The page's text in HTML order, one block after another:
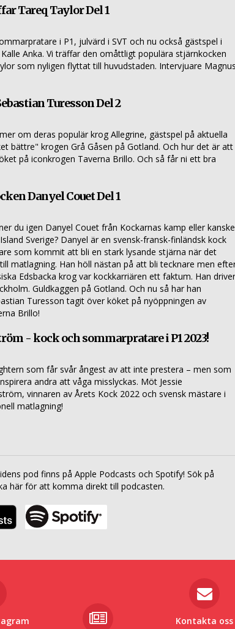
Tareq Taylor Del 1
i P1, julvärd i SVT och nu också gästspel i
Anka. Vi träffar den omåttligt populära stjärnkocken
som nyligen flyttat till huvudstaden. Intervjuare
Turesson Del 2
om deras populär krog Allegrine, gästspel på aktuella
bättre" krogen Grå Gåsen på Gotland. Och hur det är att
på iconkrogen Taverna Brillo. Och så får ni ett bra
Danyel Couet Del 1
du igen Danyel Couet från Kockarnas kamp eller kanske
Sverige? Danyel är en svensk-fransk-finländsk kock
som kommit att bli en stark lysande stjärna när det
matlagning. Han höll nästan på att bli tecknare men
Edsbacka krog var kockkarriären ett faktum. Han
Guldkaggen på Gotland. Och nu så har han
Turesson tagit över köket på nyöppningen av
Brillo!
- kock och sommarpratare i P1 2023!
som får svår ångest av att inte prestera – men som
andra att våga misslyckas. Möt Jessie
vinnaren av Årets Kock 2022 och svensk mästare i
matlagning!
pod finns på Apple Podcasts och Spotify! Sök på
här för att komma direkt till podcasten.
Kontakta oss